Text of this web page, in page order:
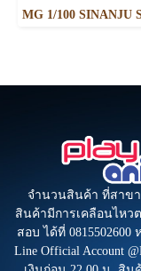
จำนวนสินค้า ที่สาขา
สินค้ามีการเคลือนไหว
สอบ ได้ที่ 0815502600
Line Official Account